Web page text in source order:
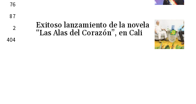
76
87
2
404
Exitoso lanzamiento de la novela
“Las Alas del Corazón”, en Cali